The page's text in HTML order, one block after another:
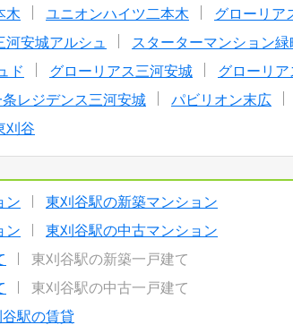
木 ユニオンハイツ二本木 グローリア
河安城アルシュ スターターマンション緑
ド
グローリアス三河安城 グローリ
条レジデンス三河安城 パビリオン末広
刈谷
ン
東刈谷駅の新築マンション
ン
東刈谷駅の中古マンション
東刈谷駅の新築一戸建て
東刈谷駅の中古一戸建て
駅の賃貸